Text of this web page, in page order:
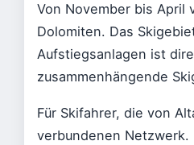
Von November bis April
Dolomiten. Das
Aufstiegsanlagen ist
zusammenhängende
Für Skifahrer, die von
verbundenen Netzwerk.